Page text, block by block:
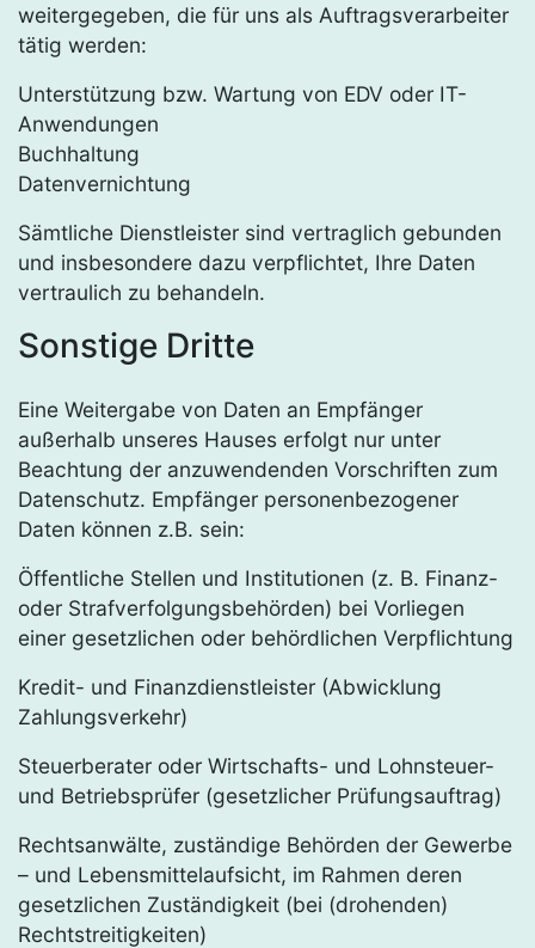
weitergegeben, die für uns als Auftragsverarbeiter
tätig werden:
Unterstützung bzw. Wartung von EDV oder IT-
Anwendungen
Buchhaltung
Datenvernichtung
Sämtliche Dienstleister sind vertraglich gebunden
und insbesondere dazu verpflichtet, Ihre Daten
vertraulich zu behandeln.
Sonstige Dritte
Eine Weitergabe von Daten an Empfänger
außerhalb unseres Hauses erfolgt nur unter
Beachtung der anzuwendenden Vorschriften zum
Datenschutz. Empfänger personenbezogener
Daten können z.B. sein:
Öffentliche Stellen und Institutionen (z. B. Finanz-
oder Strafverfolgungsbehörden) bei Vorliegen
einer gesetzlichen oder behördlichen Verpflichtung
Kredit- und Finanzdienstleister (Abwicklung
Zahlungsverkehr)
Steuerberater oder Wirtschafts- und Lohnsteuer-
und Betriebsprüfer (gesetzlicher Prüfungsauftrag)
Rechtsanwälte, zuständige Behörden der Gewerbe
– und Lebensmittelaufsicht, im Rahmen deren
gesetzlichen Zuständigkeit (bei (drohenden)
Rechtstreitigkeiten)